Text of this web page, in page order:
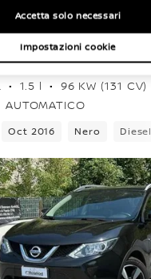
1.5 l
96 KW (131 CV)
AUTOMATICO
Oct 2016 Nero Diesel
Accetta solo necessari
Impostazioni cookie